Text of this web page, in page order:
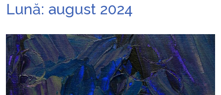
Diverticulita: când este necesară operația?
Lună: august 2024